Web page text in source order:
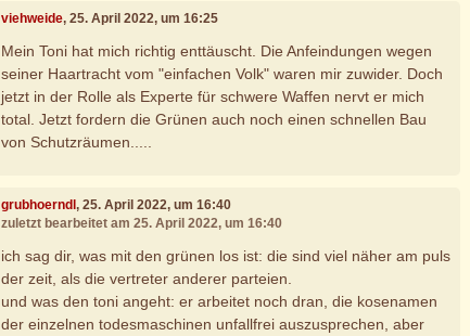
viehweide, 25. April 2022, um 16:25
Mein Toni hat mich richtig enttäuscht. Die Anfeindungen wegen
seiner Haartracht vom "einfachen Volk" waren mir zuwider. Doch
jetzt in der Rolle als Experte für schwere Waffen nervt er mich
total. Jetzt fordern die Grünen auch noch einen schnellen Bau
von Schutzräumen.....
grubhoerndl, 25. April 2022, um 16:40
zuletzt bearbeitet am 25. April 2022, um 16:40
ich sag dir, was mit den grünen los ist: die sind viel näher am puls
der zeit, als die vertreter anderer parteien.
und was den toni angeht: er arbeitet noch dran, die kosenamen
der einzelnen todesmaschinen unfallfrei auszusprechen, aber